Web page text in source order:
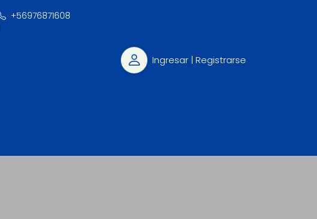
‪+56976871608‬
Ingresar | Registrarse